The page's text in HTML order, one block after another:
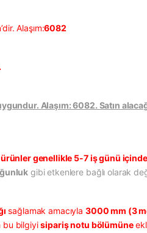
’dir. Alaşım:6082
Alaşım: 6082. Satın
genellikle 5-7 iş günü
gibi etkenlere bağlı olarak
sağlamak amacıyla 3000 mm (3
bu bilgiyisipariş notu bölümüne